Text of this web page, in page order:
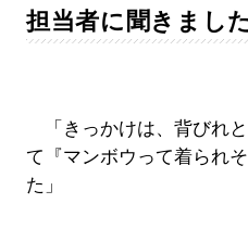
担当者に聞きました
「きっかけは、背びれ
て『マンボウって着られ
た」